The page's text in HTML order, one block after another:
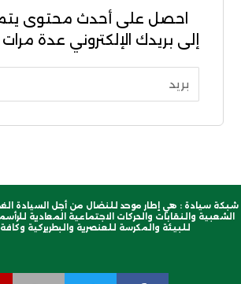
احصل على أحدث محتوى
إلى بريدك الإلكتروني عدة
شبكة سيادة : هي إطار موحد للنضال من أجل السيادة
الشعبية والنقابات والحركات الاجتماعية المعادية
للبيئة والمكرسة للعنصرية والبطريركية